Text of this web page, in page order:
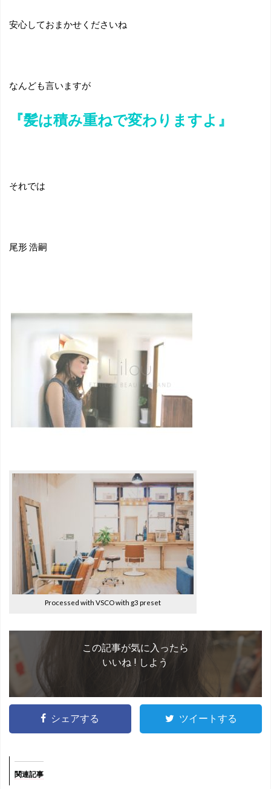
安心しておまかせくださいね
なんども言いますが
『髪は積み重ねで変わりますよ』
それでは
尾形 浩嗣
Processed with VSCO with g3 preset
この記事が気に入ったら
いいね ! しよう
シェアする ツイートする
関連記事